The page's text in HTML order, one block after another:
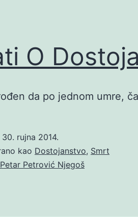
O
da po jednom umre,
30. rujna 2014.
kao Dostojanstvo, Smrt
Petar Petrović Njegoš